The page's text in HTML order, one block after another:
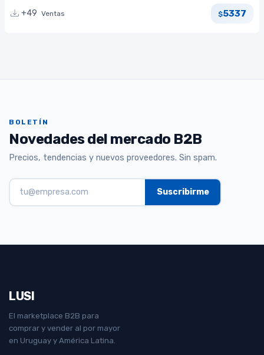
+49 Ventas $5337
BOLETÍN
Novedades del mercado B2B
Precios, tendencias y nuevos proveedores. Sin spam.
LUSI
El marketplace B2B para
comprar y vender al por mayor
en Uruguay y América Latina.